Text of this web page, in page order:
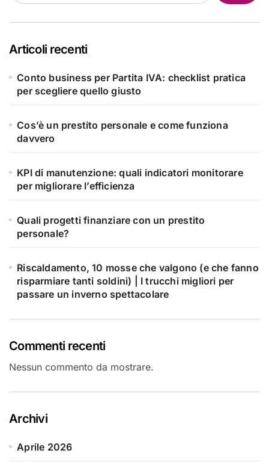
Articoli recenti
Conto business per Partita IVA: checklist pratica
per scegliere quello giusto
Cos’è un prestito personale e come funziona
davvero
KPI di manutenzione: quali indicatori monitorare
per migliorare l’efficienza
Quali progetti finanziare con un prestito
personale?
Riscaldamento, 10 mosse che valgono (e che fanno
risparmiare tanti soldini) | I trucchi migliori per
passare un inverno spettacolare
Commenti recenti
Nessun commento da mostrare.
Archivi
Aprile 2026